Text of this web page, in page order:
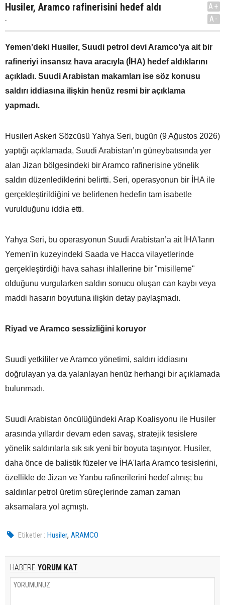
Husiler, Aramco rafinerisini hedef aldı
.
A+
A-
Yemen’deki Husiler, Suudi petrol devi Aramco’ya ait bir
rafineriyi insansız hava aracıyla (İHA) hedef aldıklarını
açıkladı. Suudi Arabistan makamları ise söz konusu
saldırı iddiasına ilişkin henüz resmi bir açıklama
yapmadı.
Husileri Askeri Sözcüsü Yahya Seri, bugün (9 Ağustos 2026)
yaptığı açıklamada, Suudi Arabistan’ın güneybatısında yer
alan Jizan bölgesindeki bir Aramco rafinerisine yönelik
saldırı düzenlediklerini belirtti. Seri, operasyonun bir İHA ile
gerçekleştirildiğini ve belirlenen hedefin tam isabetle
vurulduğunu iddia etti.
Yahya Seri, bu operasyonun Suudi Arabistan’a ait İHA'ların
Yemen'in kuzeyindeki Saada ve Hacca vilayetlerinde
gerçekleştirdiği hava sahası ihlallerine bir "misilleme"
olduğunu vurgularken saldırı sonucu oluşan can kaybı veya
maddi hasarın boyutuna ilişkin detay paylaşmadı.
Riyad ve Aramco sessizliğini koruyor
Suudi yetkililer ve Aramco yönetimi, saldırı iddiasını
doğrulayan ya da yalanlayan henüz herhangi bir açıklamada
bulunmadı.
Suudi Arabistan öncülüğündeki Arap Koalisyonu ile Husiler
arasında yıllardır devam eden savaş, stratejik tesislere
yönelik saldırılarla sık sık yeni bir boyuta taşınıyor. Husiler,
daha önce de balistik füzeler ve İHA'larla Aramco tesislerini,
özellikle de Jizan ve Yanbu rafinerilerini hedef almış; bu
saldırılar petrol üretim süreçlerinde zaman zaman
aksamalara yol açmıştı.
Etiketler : Husiler,ARAMCO
HABERE YORUM KAT